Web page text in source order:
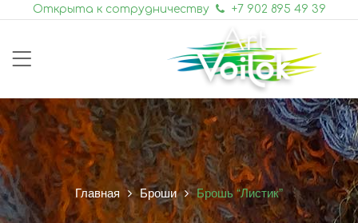
Открыта к сотрудничеству +7 902 895 49 39
Главная Броши Брошь “Листик”